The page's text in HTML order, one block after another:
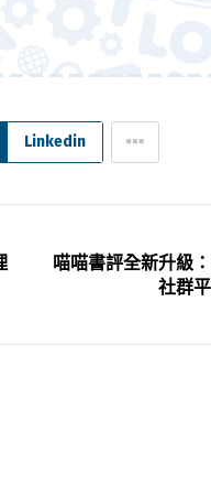
Linkedin
喵喵書評全新升級
社群